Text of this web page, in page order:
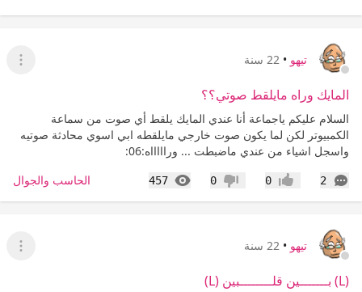
تيهو • 22 سنة
عرض
المايك وراه مايلقط صوتي؟؟
السلام عليكم ياجماعة أنا عندي المايك يلقط أي صوت من سماعة
الكمبيوتر لكن لما يكون صوت خارجي مايلقطه ابي اسوي محادثة صوتيه
واسجل اشياء من عندي ماضبطت ... وراااااه:06:
2
التعليقات إعجاب0 عدم إعجاب
0
457
المشاهدات الحاسب والجوال
تيهو • 22 سنة
عرض
(L) بـــــــين قلــــــــبين (L)